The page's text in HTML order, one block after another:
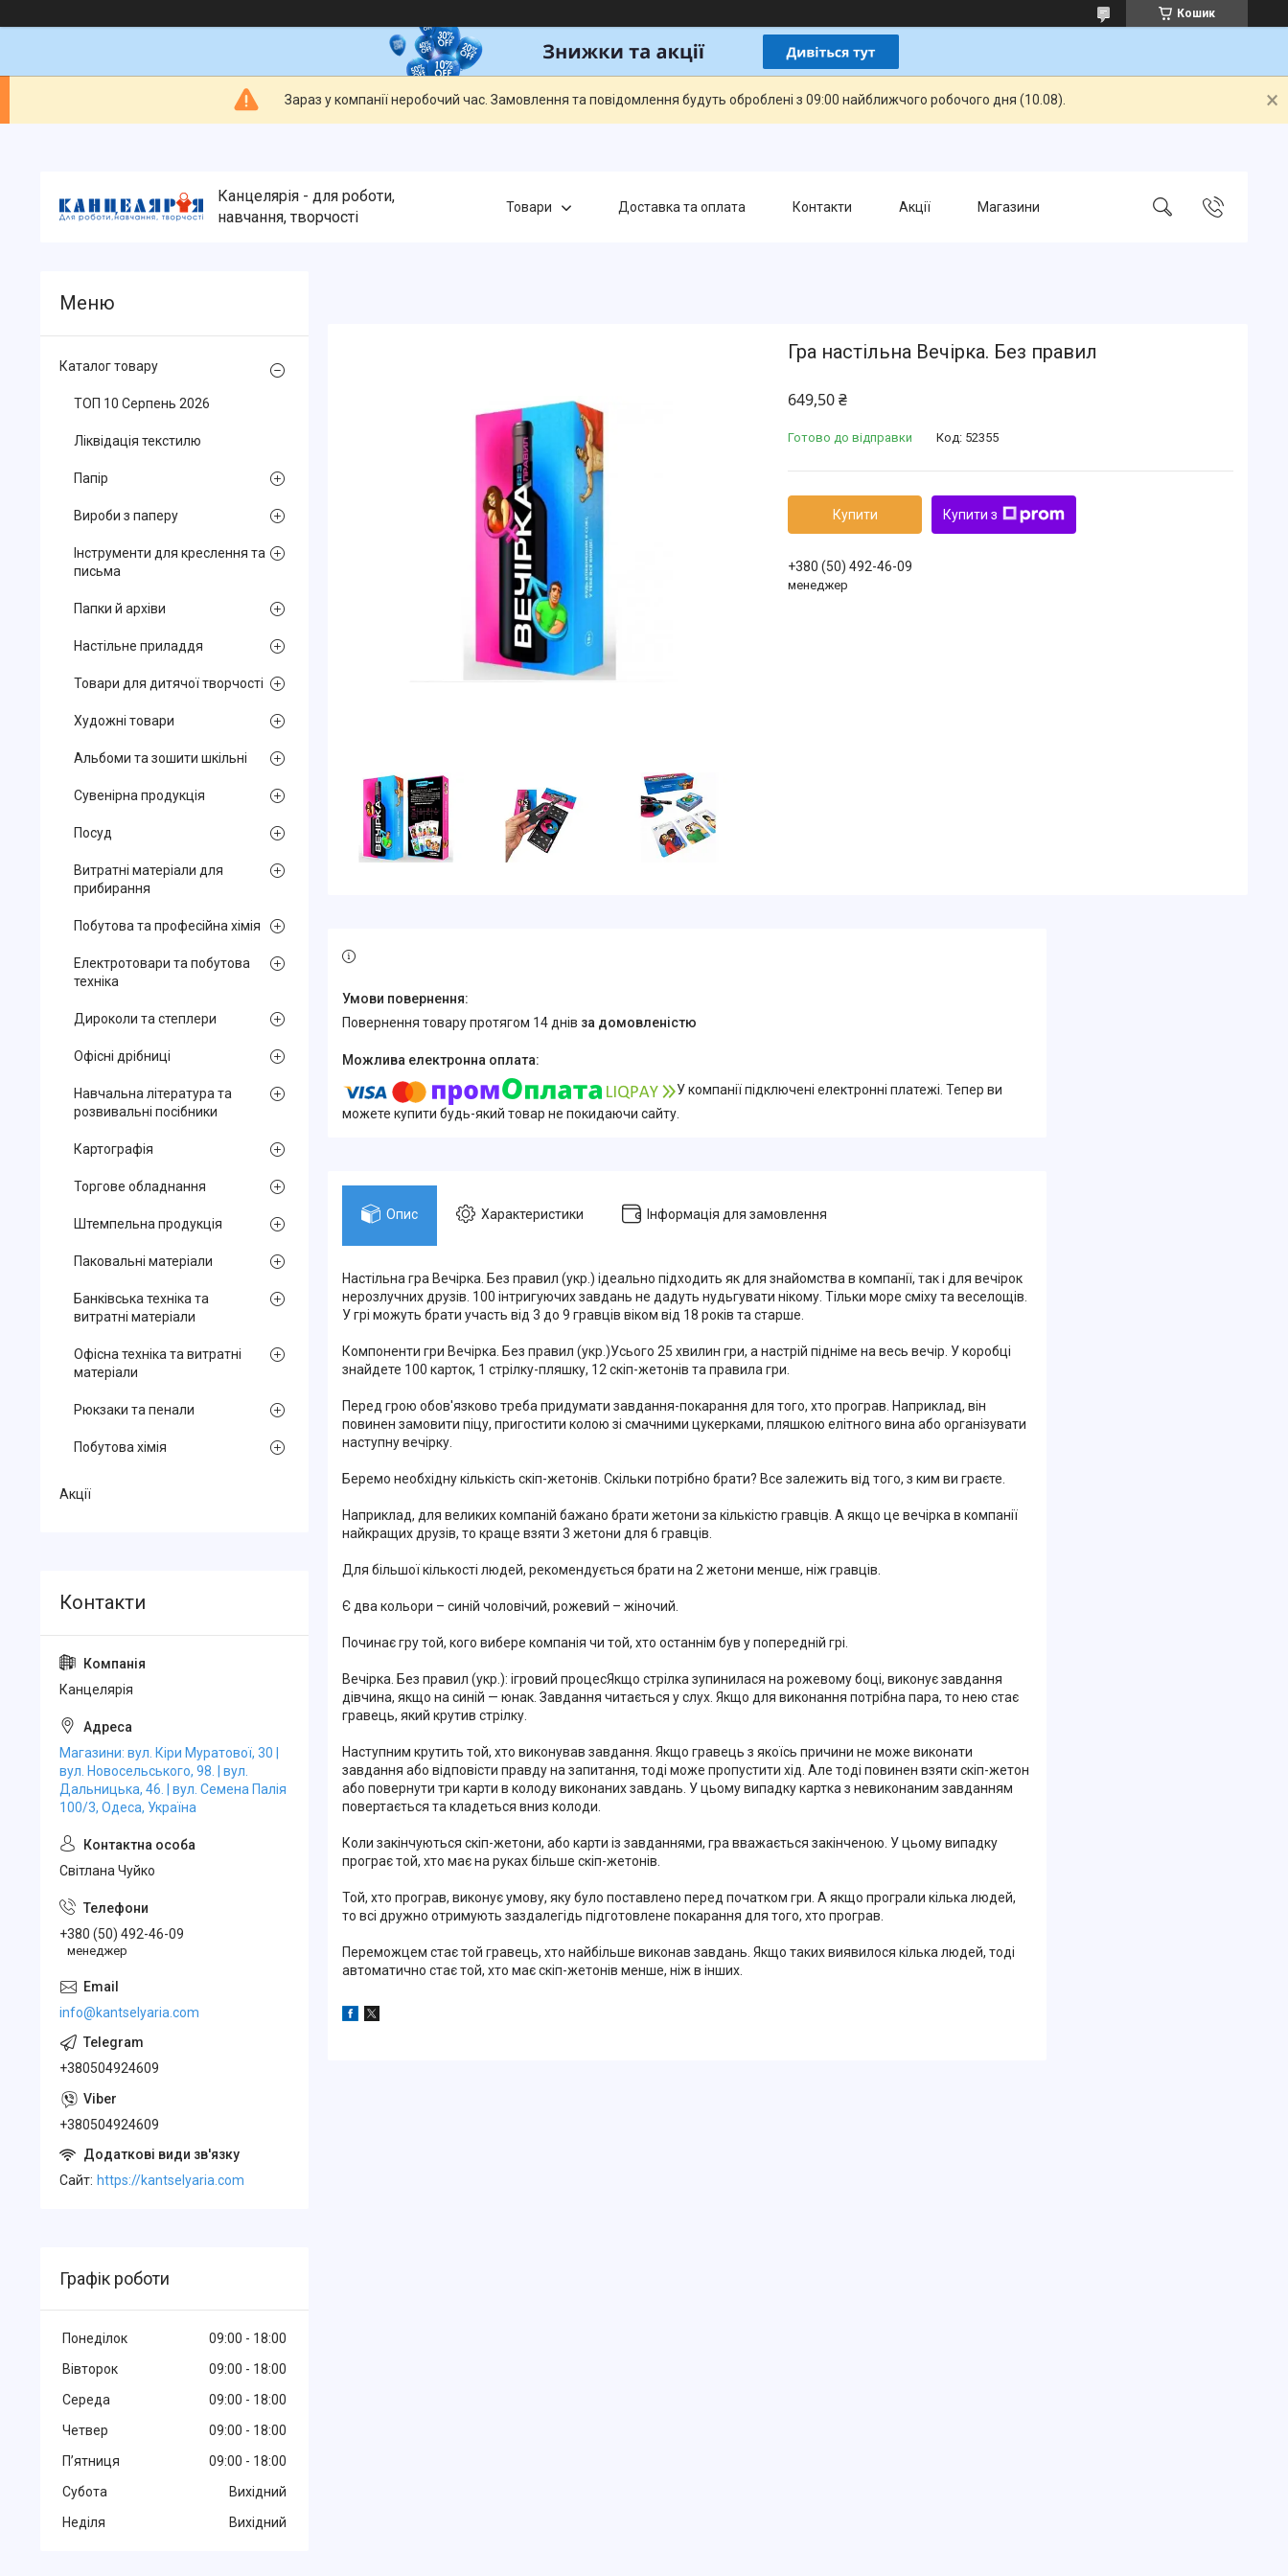
Кошик
Зараз у компанії неробочий час. Замовлення та повідомлення будуть оброблені з 09:00 найближчого робочого дня (10.08).
Канцелярія - для роботи,
навчання, творчості
Товари Доставка та оплата Контакти Акції Магазини
Гра настільна Вечірка. Без правил
649,50 ₴
Готово до відправки Код: 52355
Купити Купити з
+380 (50) 492-46-09
менеджер
повернення товару протягом 14 днів за домовленістю
У компанії підключені електронні платежі. Тепер ви
можете купити будь-який товар не покидаючи сайту.
Опис Характеристики Інформація для замовлення
Настільна гра Вечірка. Без правил (укр.) ідеально підходить як для знайомства в компанії, так і для вечірок
нерозлучних друзів. 100 інтригуючих завдань не дадуть нудьгувати нікому. Тільки море сміху та веселощів.
У грі можуть брати участь від 3 до 9 гравців віком від 18 років та старше.
Компоненти гри Вечірка. Без правил (укр.)Усього 25 хвилин гри, а настрій підніме на весь вечір. У коробці
знайдете 100 карток, 1 стрілку-пляшку, 12 скіп-жетонів та правила гри.
Перед грою обов'язково треба придумати завдання-покарання для того, хто програв. Наприклад, він
повинен замовити піцу, пригостити колою зі смачними цукерками, пляшкою елітного вина або організувати
наступну вечірку.
Беремо необхідну кількість скіп-жетонів. Скільки потрібно брати? Все залежить від того, з ким ви граєте.
Наприклад, для великих компаній бажано брати жетони за кількістю гравців. А якщо це вечірка в компанії
найкращих друзів, то краще взяти 3 жетони для 6 гравців.
Для більшої кількості людей, рекомендується брати на 2 жетони менше, ніж гравців.
Є два кольори – синій чоловічий, рожевий – жіночий.
Починає гру той, кого вибере компанія чи той, хто останнім був у попередній грі.
Вечірка. Без правил (укр.): ігровий процесЯкщо стрілка зупинилася на рожевому боці, виконує завдання
дівчина, якщо на синій — юнак. Завдання читається у слух. Якщо для виконання потрібна пара, то нею стає
гравець, який крутив стрілку.
Наступним крутить той, хто виконував завдання. Якщо гравець з якоїсь причини не може виконати
завдання або відповісти правду на запитання, тоді може пропустити хід. Але тоді повинен взяти скіп-жетон
або повернути три карти в колоду виконаних завдань. У цьому випадку картка з невиконаним завданням
повертається та кладеться вниз колоди.
Коли закінчуються скіп-жетони, або карти із завданнями, гра вважається закінченою. У цьому випадку
програє той, хто має на руках більше скіп-жетонів.
Той, хто програв, виконує умову, яку було поставлено перед початком гри. А якщо програли кілька людей,
то всі дружно отримують заздалегідь підготовлене покарання для того, хто програв.
Переможцем стає той гравець, хто найбільше виконав завдань. Якщо таких виявилося кілька людей, тоді
автоматично стає той, хто має скіп-жетонів менше, ніж в інших.
Каталог товару
ТОП 10 Серпень 2026
Ліквідація текстилю
Папір
Вироби з паперу
Інструменти для креслення та
письма
Папки й архіви
Настільне приладдя
Товари для дитячої творчості
Художні товари
Альбоми та зошити шкільні
Сувенірна продукція
Посуд
Витратні матеріали для
прибирання
Побутова та професійна хімія
Електротовари та побутова
техніка
Дироколи та степлери
Офісні дрібниці
Навчальна література та
розвивальні посібники
Картографія
Торгове обладнання
Штемпельна продукція
Паковальні матеріали
Банківська техніка та
витратні матеріали
Офісна техніка та витратні
матеріали
Рюкзаки та пенали
Побутова хімія
Акції
Канцелярiя
Магазини: вул. Кіри Муратової, 30 |
вул. Новосельського, 98. | вул.
Дальницька, 46. | вул. Семена Палія
100/3, Одеса, Україна
Свiтлана Чуйко
+380 (50) 492-46-09
менеджер
info@kantselyaria.com
+380504924609
+380504924609
Cайт https://kantselyaria.com
Графік роботи
Понеділок 09:00
18:00
Вівторок
09:00
18:00
Середа
09:00
18:00
Четвер
09:00
18:00
Пʼятниця
09:00
18:00
Субота
Вихідний
Неділя
Вихідний